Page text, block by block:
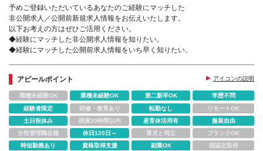
予めご登録いただいているあなたのご経験にマッチした
非公開求人／公開前新規求人情報をお伝えいたします。
以下お考えの方はぜひご活用ください。
◆経験にマッチした非公開求人情報を知りたい。
◆経験にマッチした公開前求人情報をいち早く知りたい。
アピールポイント アイコンの説明
職種未経験OK 業種未経験OK 第二新卒OK
学歴不問
経験者限定
研修・教育あり 転勤なし
リモートOK
土日祝休み
残業20時間以内 産育休活用有
服装自由
女性管理職在籍
休日120日～ 育児と両立
ブランクOK
時短勤務あり
資格取得支援 副業OK 国認定取得